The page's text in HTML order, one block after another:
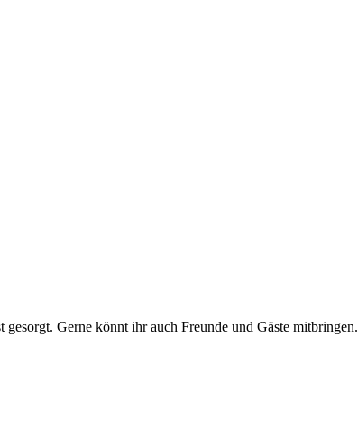
Gerne könnt ihr auch Freunde und Gäste mitbringen.